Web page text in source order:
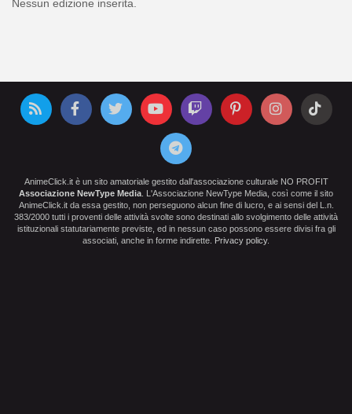
Nessun edizione inserita.
AnimeClick.it è un sito amatoriale gestito dall'associazione culturale NO PROFIT
Associazione NewType Media . L'Associazione NewType Media, così come il sito
AnimeClick.it da essa gestito, non perseguono alcun fine di lucro, e ai sensi del L.n.
383/2000 tutti i proventi delle attività svolte sono destinati allo svolgimento delle attività
istituzionali statutariamente previste, ed in nessun caso possono essere divisi fra gli
associati, anche in forme indirette. Privacy policy.